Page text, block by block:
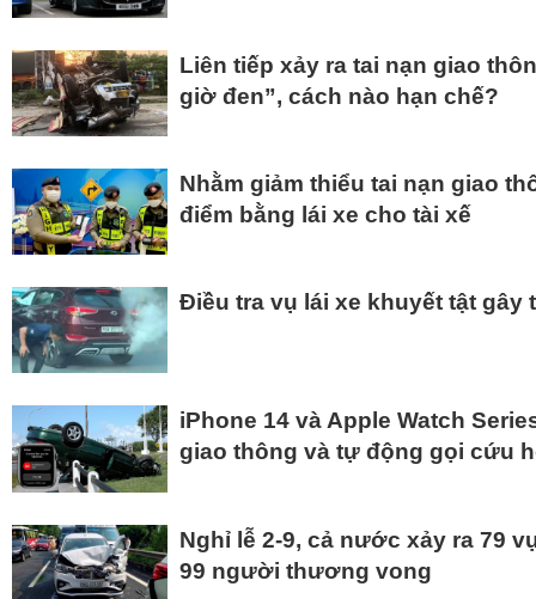
Liên tiếp xảy ra tai nạn giao
giờ đen”, cách nào hạn chế?
Nhằm giảm thiểu tai nạn giao
điểm bằng lái xe cho tài xế
Điều tra vụ lái xe khuyết tật gây
iPhone 14 và Apple Watch
giao thông và tự động gọi cứu
Nghỉ lễ 2-9, cả nước xảy ra 79
99 người thương vong